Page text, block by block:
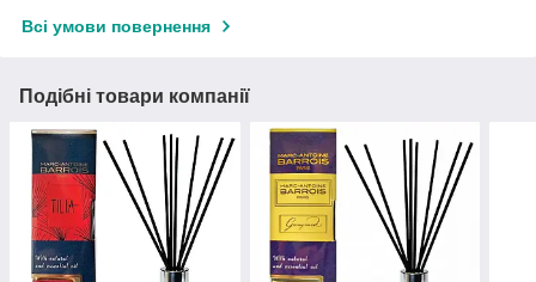
Всі умови повернення
Подібні товари компанії